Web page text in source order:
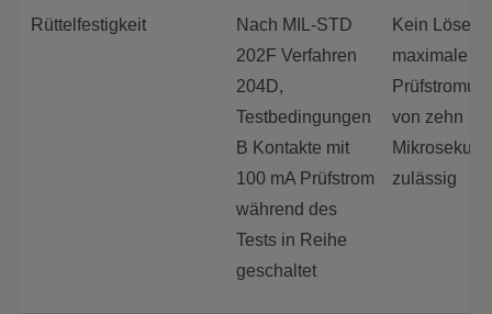
Rüttelfestigkeit
Nach MIL-STD
202F Verfahren
204D,
Testbedingungen
B Kontakte mit
100 mA Prüfstrom
während des
Tests in Reihe
geschaltet
Kein Lösen
maximale
von zehn
zulässig